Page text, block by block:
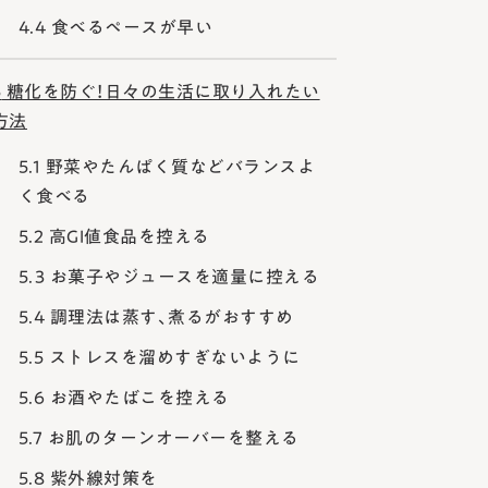
4.4 食べるペースが早い
糖化を防ぐ！日々の生活に取り入れたい
法
5.1 野菜やたんぱく質などバランスよ
く食べる
5.2 高GI値食品を控える
5.3 お菓子やジュースを適量に控える
5.4 調理法は蒸す、煮るがおすすめ
5.5 ストレスを溜めすぎないように
5.6 お酒やたばこを控える
5.7 お肌のターンオーバーを整える
5.8 紫外線対策を